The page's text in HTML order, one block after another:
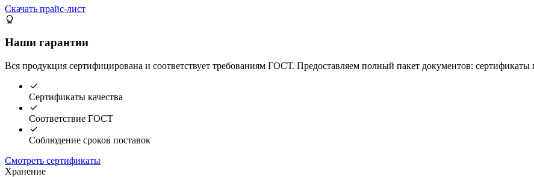
Скачать прайс-лист
Наши гарантии
Вся продукция сертифицирована и соответствует требованиям ГОСТ. Предоставляем полный пакет документов: сертификаты
Сертификаты качества
Соответствие ГОСТ
Соблюдение сроков поставок
Смотреть сертификаты
Хранение